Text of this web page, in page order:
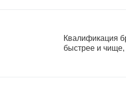
Квалификация
быстрее и